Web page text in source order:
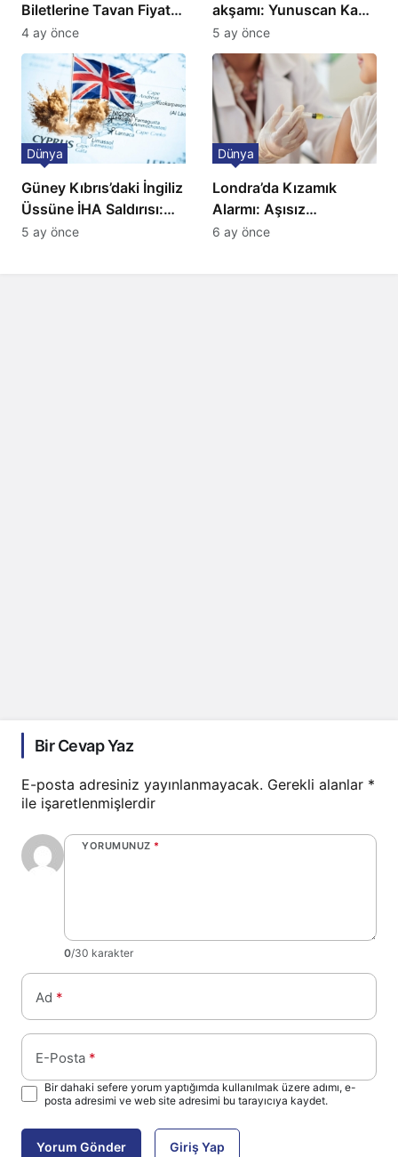
Biletlerine Tavan Fiyat:
Ulaşımda Yeni
Düzenleme
4 ay önce
akşamı: Yunuscan Kaya
klasik yorumuyla
sahnede
5 ay önce
Güney Kıbrıs’daki İngiliz
Üssüne İHA Saldırısı:
Patlama, Sirenler ve
Dünya
5 ay önce
Londra’da Kızamık
Alarmı: Aşısız
Öğrenciler Okullardan
Dünya
6 ay önce
Bir Cevap Yaz
E-posta adresiniz yayınlanmayacak. Gerekli alanlar *
ile işaretlenmişlerdir
YORUMUNUZ *
0/30 karakter
Ad *
E-Posta *
Bir dahaki sefere yorum yaptığımda kullanılmak üzere adımı, e-
posta adresimi ve web site adresimi bu tarayıcıya kaydet.
Yorum Gönder Giriş Yap